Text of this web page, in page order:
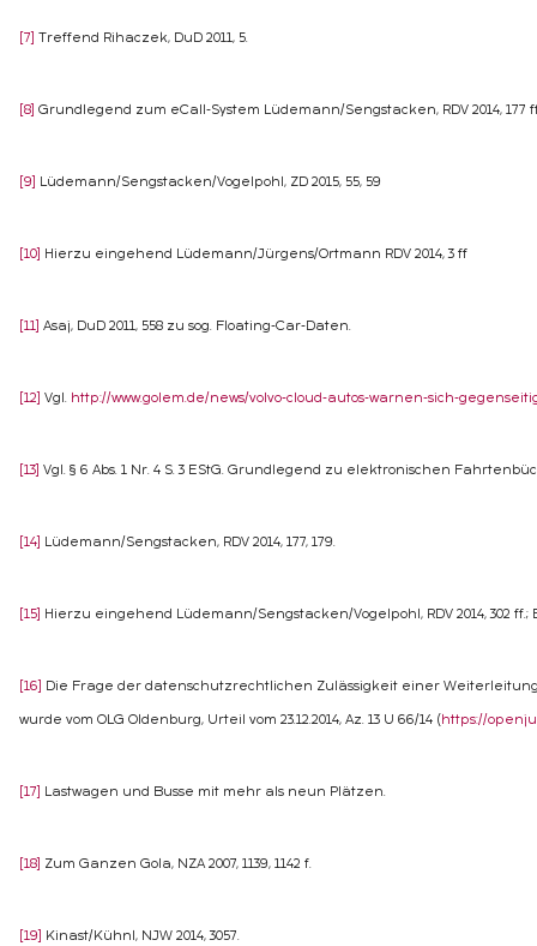
[7] Treffend Rihaczek, DuD 2011, 5.
[8] Grundlegend zum eCall-System Lüdemann/Sengstacken, RDV 2014, 177
[9] Lüdemann/Sengstacken/Vogelpohl, ZD 2015, 55, 59
[10] Hierzu eingehend Lüdemann/Jürgens/Ortmann RDV 2014, 3 ff
[11] Asaj, DuD 2011, 558 zu sog. Floating-Car-Daten.
[12] Vgl. http://www.golem.de/news/volvo-cloud-autos-warnen-sich-
[13] Vgl. § 6 Abs. 1 Nr. 4 S. 3 EStG. Grundlegend zu elektronischen
[14] Lüdemann/Sengstacken, RDV 2014, 177, 179.
[15] Hierzu eingehend Lüdemann/Sengstacken/Vogelpohl, RDV 2014, 302 ff.;
[16] Die Frage der datenschutzrechtlichen Zulässigkeit einer
wurde vom OLG Oldenburg, Urteil vom 23.12.2014, Az. 13 U 66/14 ( https://
[17] Lastwagen und Busse mit mehr als neun Plätzen.
[18] Zum Ganzen Gola, NZA 2007, 1139, 1142 f.
[19] Kinast/Kühnl, NJW 2014, 3057.